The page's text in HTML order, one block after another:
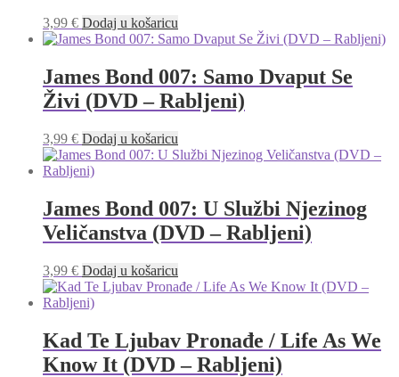
3,99 € Dodaj u košaricu
James Bond 007: Samo Dvaput Se
Živi (DVD – Rabljeni)
3,99 € Dodaj u košaricu
James Bond 007: U Službi Njezinog
Veličanstva (DVD – Rabljeni)
3,99 € Dodaj u košaricu
Kad Te Ljubav Pronađe / Life As We
Know It (DVD – Rabljeni)